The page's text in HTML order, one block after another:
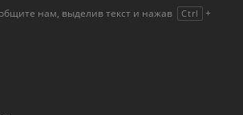
нам, выделив текст и нажав Ctrl +